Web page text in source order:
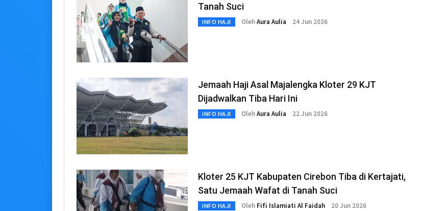
Tanah Suci
INFO HAJI OlehAura Aulia 24 Jun 2026
Jemaah Haji Asal Majalengka Kloter 29 KJT
Dijadwalkan Tiba Hari Ini
INFO HAJI OlehAura Aulia 22 Jun 2026
Kloter 25 KJT Kabupaten Cirebon Tiba di Kertajati,
Satu Jemaah Wafat di Tanah Suci
INFO HAJI Oleh Fifi Islamiati Al Faidah 20 Jun 2026